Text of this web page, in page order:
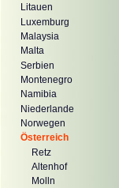
Litauen
Luxemburg
Malaysia
Malta
Serbien
Montenegro
Namibia
Niederlande
Norwegen
Österreich
Retz
Altenhof
Molln